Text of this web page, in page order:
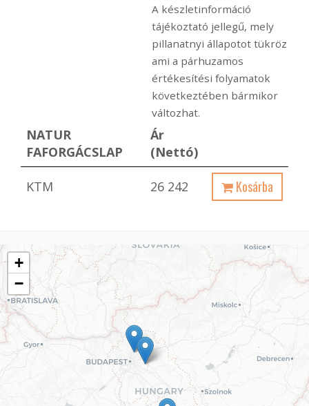
A készletinformáció
tájékoztató jellegű, mely
pillanatnyi állapotot tükröz
ami a párhuzamos
értékesítési folyamatok
következtében bármikor
változhat.
NATUR
FAFORGÁCSLAP
Ár
(Nettó)
KTM 26 242 Kosárba
+
−